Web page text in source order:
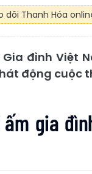
dõi Thanh Hóa
đình Việt
động cuộc
gia